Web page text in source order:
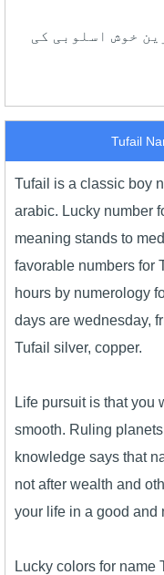
خوش اسلوبی کی
Tufail
Tufail is a classic boy
arabic. Lucky number
meaning stands to
favorable numbers for
hours by numerology
days are wednesday,
Tufail silver, copper.
Life pursuit is that you
smooth. Ruling
knowledge says that
not after wealth and
your life in a good and
Lucky colors for name